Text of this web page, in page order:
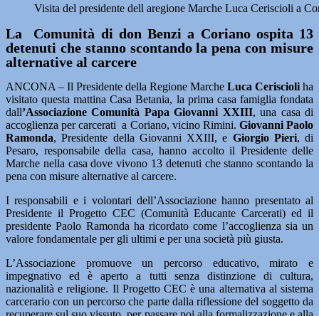
Visita del presidente dell aregione Marche Luca Ceriscioli a
La Comunità di don Benzi a Coriano ospita 13
detenuti che stanno scontando la pena con misure
alternative al carcere
ANCONA – Il Presidente della Regione Marche Luca Ceriscioli ha
visitato questa mattina Casa Betania, la prima casa famiglia fondata
dall’Associazione Comunità Papa Giovanni XXIII, una casa di
accoglienza per carcerati a Coriano, vicino Rimini. Giovanni Paolo
Ramonda, Presidente della Giovanni XXIII, e Giorgio Pieri, di
Pesaro, responsabile della casa, hanno accolto il Presidente delle
Marche nella casa dove vivono 13 detenuti che stanno scontando la
pena con misure alternative al carcere.
I responsabili e i volontari dell’Associazione hanno presentato al
Presidente il Progetto CEC (Comunità Educante Carcerati) ed il
presidente Paolo Ramonda ha ricordato come l’accoglienza sia un
valore fondamentale per gli ultimi e per una società più giusta.
L’Associazione promuove un percorso educativo, mirato e
impegnativo ed è aperto a tutti senza distinzione di cultura,
nazionalità e religione. Il Progetto CEC è una alternativa al sistema
carcerario con un percorso che parte dalla riflessione del soggetto da